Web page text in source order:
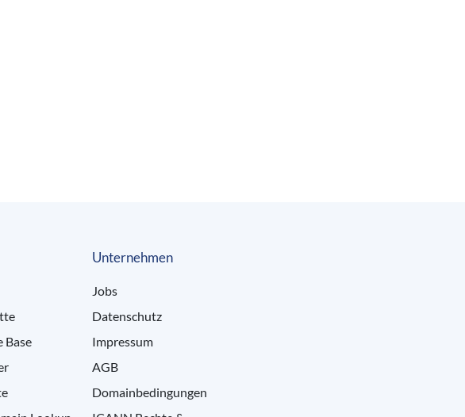
Base
Unternehmen
Jobs
Datenschutz
Impressum
AGB
Domainbedingungen